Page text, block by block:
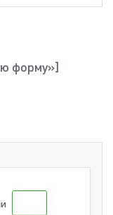
форму»]